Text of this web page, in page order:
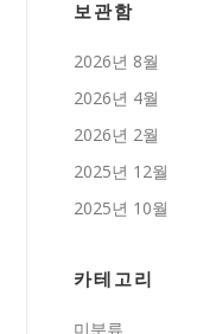
보관함
2026년 8월
2026년 4월
2026년 2월
2025년 12월
2025년 10월
카테고리
미분류